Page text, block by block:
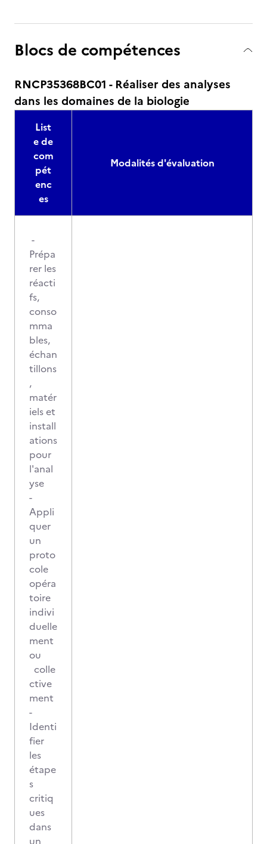
Blocs de compétences
RNCP35368BC01 - Réaliser des analyses
dans les domaines de la biologie
List
e de
com
pét
enc
es
Modalités d'évaluation
-
Prépa
rer les
réacti
fs,
conso
mma
bles,
échan
tillons
,
matér
iels et
install
ations
pour
l'anal
yse
-
Appli
quer
un
proto
cole
opéra
toire
indivi
duelle
ment
ou
colle
ctive
ment
-
Identi
fier
les
étape
s
critiq
ues
dans
un